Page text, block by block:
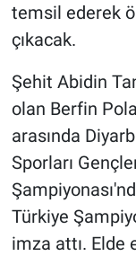
temsil ederek
çıkacak.
Şehit Abidin
olan Berfin
arasında
Sporları
Türkiye
imza attı. Elde